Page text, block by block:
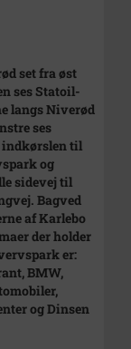
set fra øst
ses Statoil-
langs Niverød
ses
indkørslen til
og
sidevej til
Bagved
af Karlebo
der holder
er:
BMW,
og Dinsen